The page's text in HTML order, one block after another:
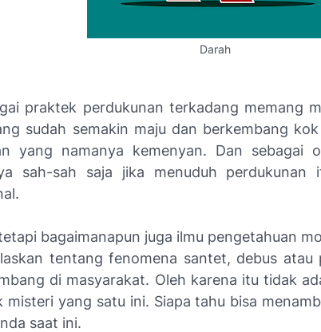
Darah
praktek perdukunan terkadang memang
sudah semakin maju dan berkembang
yang namanya kemenyan. Dan sebagai
sah-sah saja jika menuduh
bagaimanapun juga ilmu pengetahuan
tentang fenomena santet, debus
di masyarakat. Oleh karena itu tidak
misteri yang satu ini. Siapa tahu bisa
saat ini.